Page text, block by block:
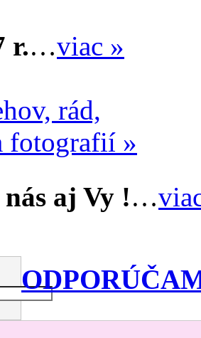
r.…viac »
rád,
fotografií »
aj Vy !…